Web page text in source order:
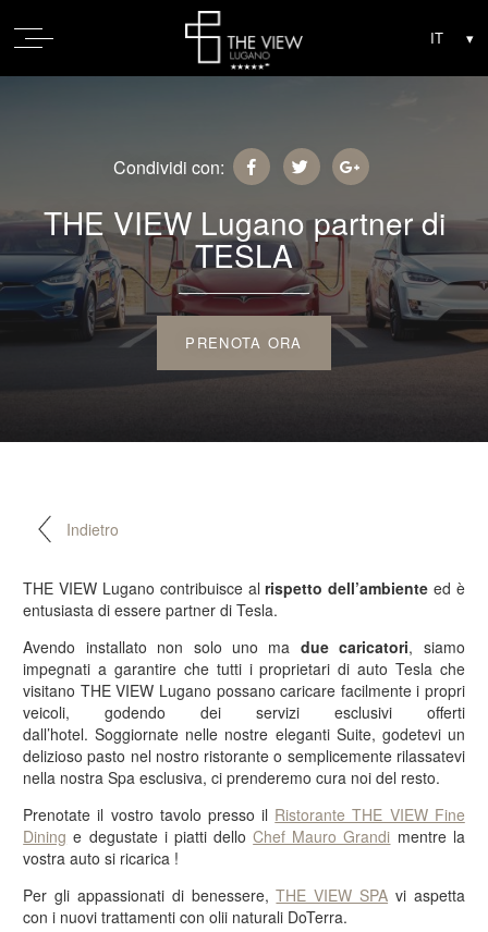
Condividi con:
THE VIEW Lugano partner di
TESLA
PRENOTA ORA
Indietro
THE VIEW Lugano contribuisce alrispetto dell’ambiente ed è
entusiasta di essere partner di Tesla.
Avendo installato non solo uno ma due caricatori, siamo
impegnati a garantire che tutti i proprietari di auto Tesla che
visitano THE VIEW Lugano possano caricare facilmente i propri
veicoli, godendo dei servizi esclusivi offerti
dall’hotel. Soggiornate nelle nostre eleganti Suite, godetevi un
delizioso pasto nel nostro ristorante o semplicemente rilassatevi
nella nostra Spa esclusiva, ci prenderemo cura noi del resto.
Prenotate il vostro tavolo presso il Ristorante THE VIEW Fine
Dining e degustate i piatti delloChef Mauro Grandi mentre la
vostra auto si ricarica !
Per gli appassionati di benessere,THE VIEW SPA vi aspetta
con i nuovi trattamenti con olii naturali DoTerra.